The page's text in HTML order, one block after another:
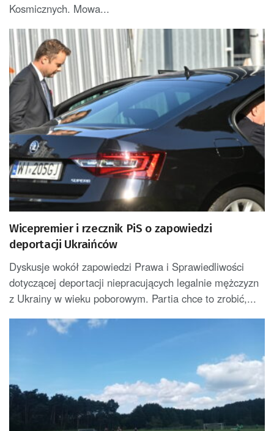
Kosmicznych. Mowa...
Wicepremier i rzecznik PiS o zapowiedzi
deportacji Ukraińców
Dyskusje wokół zapowiedzi Prawa i Sprawiedliwości
dotyczącej deportacji niepracujących legalnie mężczyzn
z Ukrainy w wieku poborowym. Partia chce to zrobić,...